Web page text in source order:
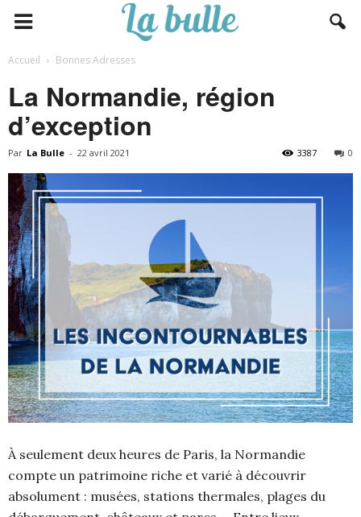
Accueil Bonnes Adresses
La Normandie, région
d’exception
Par La Bulle - 22 avril 2021 0
3387
À seulement deux heures de Paris, la Normandie
compte un patrimoine riche et varié à découvrir
absolument : musées, stations thermales, plages du